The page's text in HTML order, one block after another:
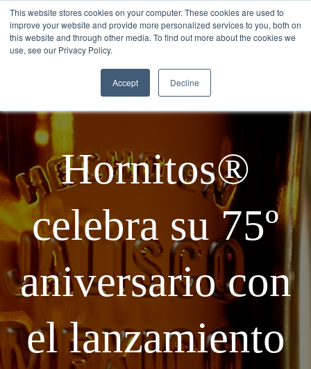
This website stores cookies on your computer. These cookies are used to
improve your website and provide more personalized services to you, both on
this website and through other media. To find out more about the cookies we
use, see our Privacy Policy.
Accept Decline
Hornitos®
celebra su 75º
aniversario con
el lanzamiento